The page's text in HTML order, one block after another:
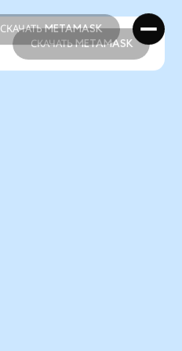
СКАЧАТЬ METAMASK
СКАЧАТЬ METAMASK
СКАЧАТЬ METAMASK